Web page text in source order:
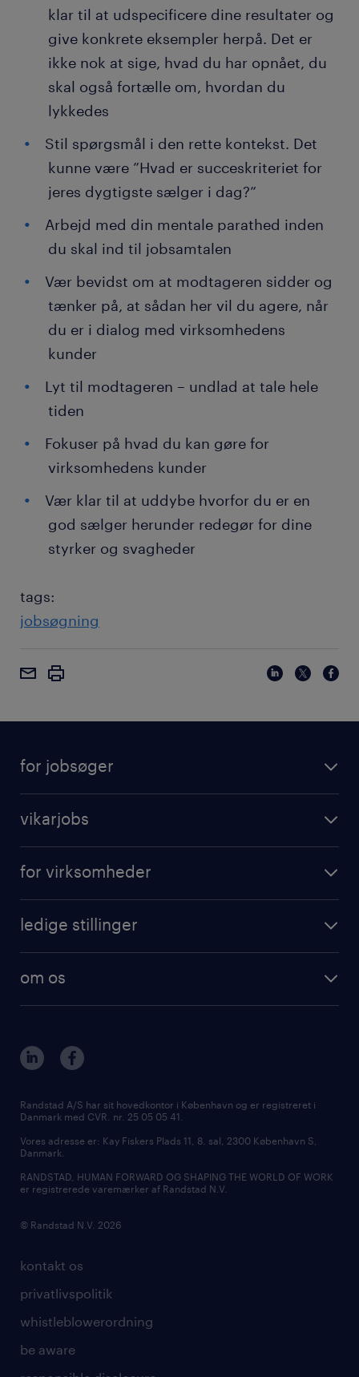
klar til at udspecificere dine resultater og
give konkrete eksempler herpå. Det er
ikke nok at sige, hvad du har opnået, du
skal også fortælle om, hvordan du
lykkedes
Stil spørgsmål i den rette kontekst. Det
kunne være ”Hvad er succeskriteriet for
jeres dygtigste sælger i dag?”
Arbejd med din mentale parathed inden
du skal ind til jobsamtalen
Vær bevidst om at modtageren sidder og
tænker på, at sådan her vil du agere, når
du er i dialog med virksomhedens
kunder
Lyt til modtageren – undlad at tale hele
tiden
Fokuser på hvad du kan gøre for
virksomhedens kunder
Vær klar til at uddybe hvorfor du er en
god sælger herunder redegør for dine
styrker og svagheder
tags:
jobsøgning
for jobsøger
vikarjobs
for virksomheder
ledige stillinger
om os
kontakt os
privatlivspolitik
whistleblowerordning
be aware
Randstad A/S har sit hovedkontor i København og er registreret i
Danmark med CVR. nr. 25 05 05 41.
Vores adresse er: Kay Fiskers Plads 11, 8. sal, 2300 København S,
Danmark.
RANDSTAD, HUMAN FORWARD OG SHAPING THE WORLD OF WORK
er registrerede varemærker af Randstad N.V.
© Randstad N.V. 2026